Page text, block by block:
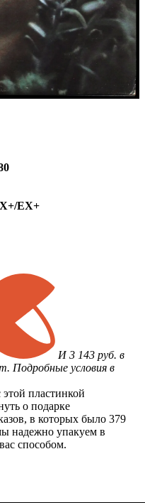
EX+
И 3 143 руб. в
Подробные условия в
пластинкой
о подарке
в которых было 379
надежно упакуем в
способом.